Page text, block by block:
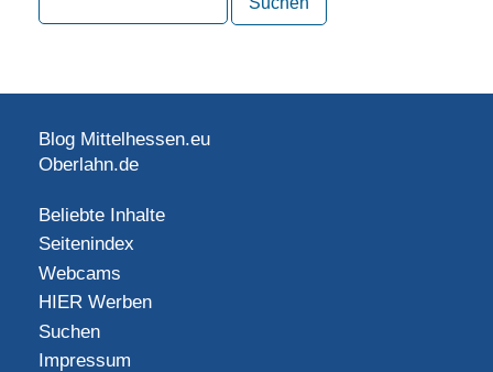
Blog Mittelhessen.eu
Oberlahn.de
Beliebte Inhalte
Seitenindex
Webcams
HIER Werben
Suchen
Impressum